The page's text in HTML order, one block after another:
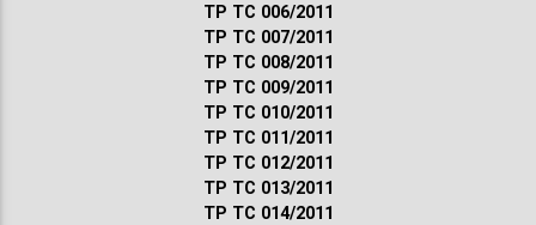
ТР ТС 006/2011
ТР ТС 007/2011
ТР ТС 008/2011
ТР ТС 009/2011
ТР ТС 010/2011
ТР ТС 011/2011
ТР ТС 012/2011
ТР ТС 013/2011
ТР ТС 014/2011